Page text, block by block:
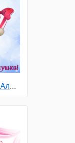
С Днем рождения - Алёна